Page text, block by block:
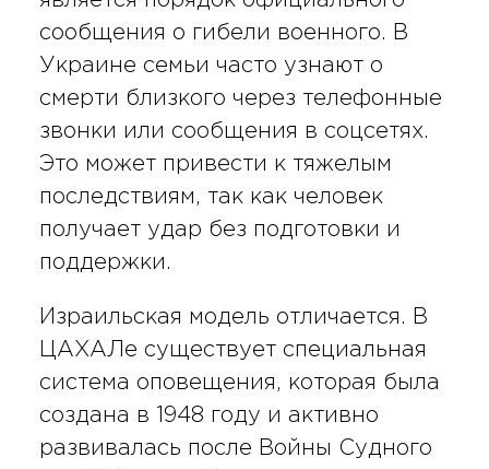
сообщения о гибели военного. В
Украине семьи часто узнают о
смерти близкого через телефонные
звонки или сообщения в соцсетях.
Это может привести к тяжелым
последствиям, так как человек
получает удар без подготовки и
поддержки.
Израильская модель отличается. В
ЦАХАЛе существует специальная
система оповещения, которая была
создана в 1948 году и активно
развивалась после Войны Судного